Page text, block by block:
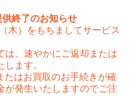
終了のお知らせ
木）をもちましてサービス
は、速やかにご返却または
ます。
はお買取のお手続きが確
が発生いたしますのでご注